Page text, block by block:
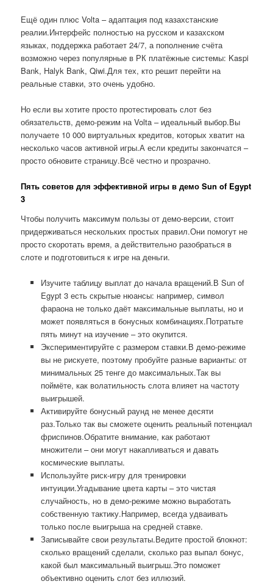
Ещё один плюс Volta – адаптация под казахстанские
реалии.Интерфейс полностью на русском и казахском
языках, поддержка работает 24/7, а пополнение счёта
возможно через популярные в РК платёжные системы: Kaspi
Bank, Halyk Bank, Qiwi.Для тех, кто решит перейти на
реальные ставки, это очень удобно.
Но если вы хотите просто протестировать слот без
обязательств, демо-режим на Volta – идеальный выбор.Вы
получаете 10 000 виртуальных кредитов, которых хватит на
несколько часов активной игры.А если кредиты закончатся –
просто обновите страницу.Всё честно и прозрачно.
Пять советов для эффективной игры в демо Sun of Egypt
3
Чтобы получить максимум пользы от демо-версии, стоит
придерживаться нескольких простых правил.Они помогут не
просто скоротать время, а действительно разобраться в
слоте и подготовиться к игре на деньги.
Изучите таблицу выплат до начала вращений.В Sun of
Egypt 3 есть скрытые нюансы: например, символ
фараона не только даёт максимальные выплаты, но и
может появляться в бонусных комбинациях.Потратьте
пять минут на изучение – это окупится.
Экспериментируйте с размером ставки.В демо-режиме
вы не рискуете, поэтому пробуйте разные варианты: от
минимальных 25 тенге до максимальных.Так вы
поймёте, как волатильность слота влияет на частоту
выигрышей.
Активируйте бонусный раунд не менее десяти
раз.Только так вы сможете оценить реальный потенциал
фриспинов.Обратите внимание, как работают
множители – они могут накапливаться и давать
космические выплаты.
Используйте риск-игру для тренировки
интуиции.Угадывание цвета карты – это чистая
случайность, но в демо-режиме можно выработать
собственную тактику.Например, всегда удваивать
только после выигрыша на средней ставке.
Записывайте свои результаты.Ведите простой блокнот:
сколько вращений сделали, сколько раз выпал бонус,
какой был максимальный выигрыш.Это поможет
объективно оценить слот без иллюзий.